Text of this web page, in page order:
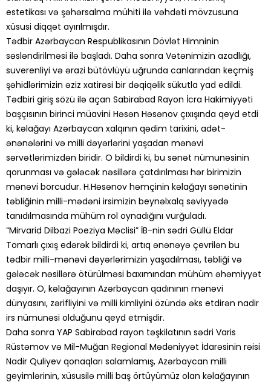
estetikası və şəhərsalma mühiti ilə vəhdəti mövzusuna
xüsusi diqqət ayırılmışdır.
Tədbir Azərbaycan Respublikasının Dövlət Himninin
səsləndirilməsi ilə başladı. Daha sonra Vətənimizin azadlığı,
suverenliyi və ərazi bütövlüyü uğrunda canlarından keçmiş
şəhidlərimizin əziz xatirəsi bir dəqiqəlik sükutla yad edildi.
Tədbiri giriş sözü ilə açan Sabirabad Rayon İcra Hakimiyyəti
başçısının birinci müavini Həsən Həsənov çıxışında qeyd etdi
ki, kəlağayı Azərbaycan xalqının qədim tarixini, adət-
ənənələrini və milli dəyərlərini yaşadan mənəvi
sərvətlərimizdən biridir. O bildirdi ki, bu sənət nümunəsinin
qorunması və gələcək nəsillərə çatdırılması hər birimizin
mənəvi borcudur. H.Həsənov həmçinin kəlağayı sənətinin
təbliğinin milli-mədəni irsimizin beynəlxalq səviyyədə
tanıdılmasında mühüm rol oynadığını vurğuladı.
“Mirvarid Dilbazi Poeziya Məclisi” İB-nin sədri Güllü Eldar
Tomarlı çıxış edərək bildirdi ki, artıq ənənəyə çevrilən bu
tədbir milli-mənəvi dəyərlərimizin yaşadılması, təbliği və
gələcək nəsillərə ötürülməsi baxımından mühüm əhəmiyyət
daşıyır. O, kəlağayının Azərbaycan qadınının mənəvi
dünyasını, zərifliyini və milli kimliyini özündə əks etdirən nadir
irs nümunəsi olduğunu qeyd etmişdir.
Daha sonra YAP Sabirabad rayon təşkilatının sədri Varis
Rüstəmov və Mil-Muğan Regional Mədəniyyət İdarəsinin rəisi
Nadir Quliyev qonaqları salamlamış, Azərbaycan milli
geyimlərinin, xüsusilə milli baş örtüyümüz olan kəlağayının